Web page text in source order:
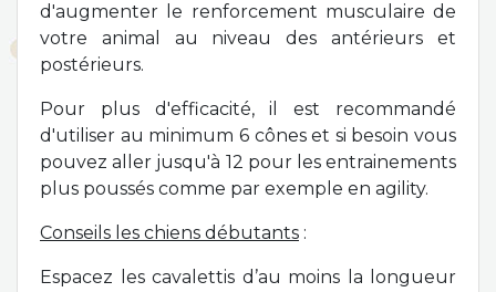
d'augmenter le renforcement musculaire de
votre animal au niveau des antérieurs et
postérieurs.
Pour plus d'efficacité, il est recommandé
d'utiliser au minimum 6 cônes et si besoin vous
pouvez aller jusqu'à 12 pour les entrainements
plus poussés comme par exemple en agility.
Conseils les chiens débutants :
Espacez les cavalettis d’au moins la longueur